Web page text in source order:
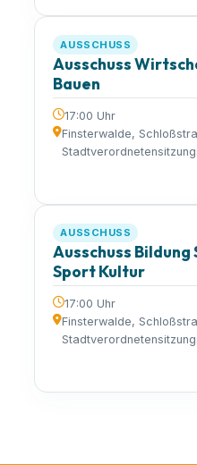
AUSSCHUSS
Ausschuss
Bauen
17:00 Uhr
Finsterwalde,
AUSSCHUSS
Ausschuss Bildung
Sport Kultur
17:00 Uhr
Finsterwalde,